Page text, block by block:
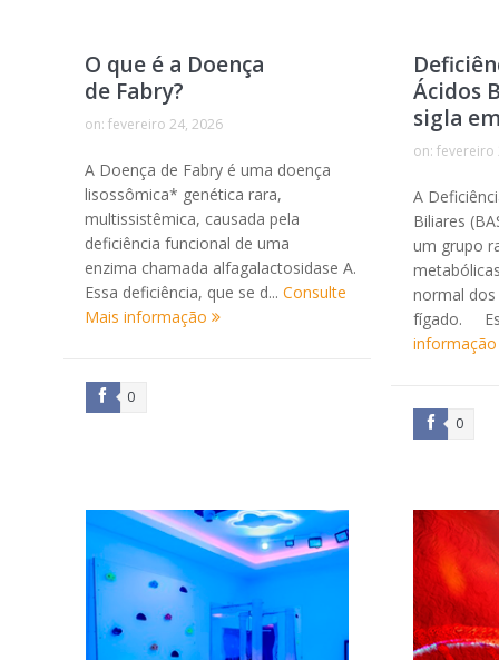
O que é a Doença
de Fabry?
on:fevereiro 24, 2026
A Doença de Fabry é uma doença
lisossômica* genética rara,
multissistêmica, causada pela
deficiência funcional de uma
enzima chamada alfagalactosidase A.
Essa deficiência, que se d...Consulte
Mais informação
0
Ácidos
sigla
on:fevereiro
A
Biliares
um grupo
normal
fígado.
0